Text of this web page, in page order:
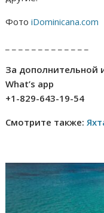
ФотоiDominicana.com
За
What’s app
+1-829-643-19-54
Смотрите также: